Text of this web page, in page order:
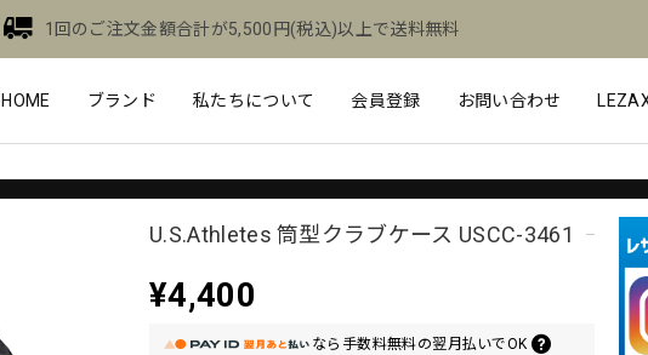
1回のご注文金額合計が5,500円(税込)以上で送料無料
HOME ブランド 私たちについて 会員登録 お問い合わせ
U.S.Athletes 筒型クラブケース USCC-3461
¥4,400
なら 手数料無料の翌月払いでOK